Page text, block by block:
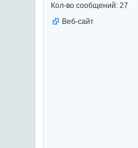
Кол-во сообщений: 27
Веб-сайт